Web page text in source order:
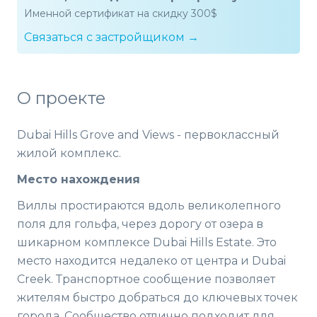
Именной сертификат на скидку 300$
Связаться с застройщиком →
О проекте
Dubai Hills Grove and Views - первоклассный
жилой комплекс.
Место нахождения
Виллы простираются вдоль великолепного
поля для гольфа, через дорогу от озера в
шикарном комплексе Dubai Hills Estate. Это
место находится недалеко от центра и Dubai
Creek. Транспортное сообщение позволяет
жителям быстро добраться до ключевых точек